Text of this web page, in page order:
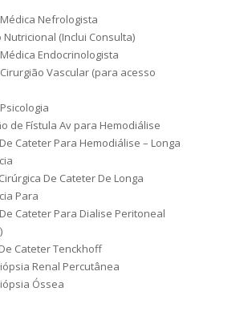
Nefrologista
Nutricional (Inclui Consulta)
Endocrinologista
Vascular (para acesso
de Fístula Av para Hemodiálise
Cateter Para Hemodiálise – Longa
De Cateter De Longa
Para
Cateter Para Dialise Peritoneal
Cateter Tenckhoff
Renal Percutânea
Óssea